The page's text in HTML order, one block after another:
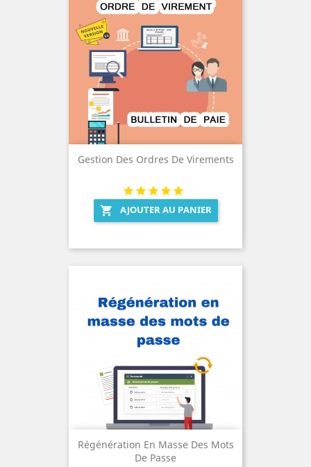
Gestion Des Ordres De Virements
 AJOUTER AU PANIER
Régénération En Masse Des Mots
De Passe